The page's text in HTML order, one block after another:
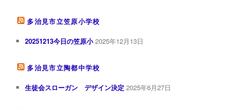
多治見市立笠原小学校
20251213今日の笠原小 2025年12月13日
多治見市立陶都中学校
生徒会スローガン デザイン決定 2025年6月27日